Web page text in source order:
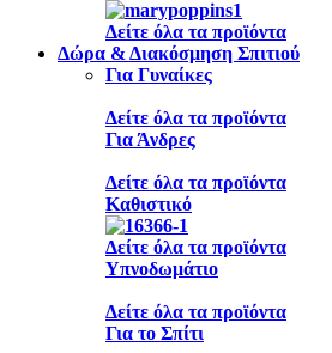
Δείτε όλα τα προϊόντα
Δώρα & Διακόσμηση Σπιτιού
Για Γυναίκες
Δείτε όλα τα προϊόντα
Για Άνδρες
Δείτε όλα τα προϊόντα
Καθιστικό
Δείτε όλα τα προϊόντα
Υπνοδωμάτιο
Δείτε όλα τα προϊόντα
Για το Σπίτι